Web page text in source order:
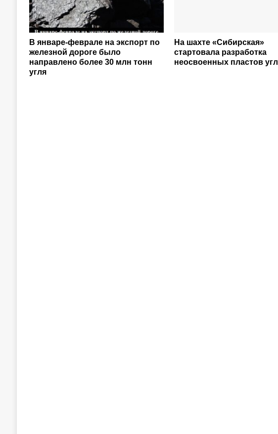
В январе-феврале на экспорт по
железной дороге было
направлено более 30 млн тонн
угля
На шахте «Сибирская»
стартовала разработка
неосвоенных пластов